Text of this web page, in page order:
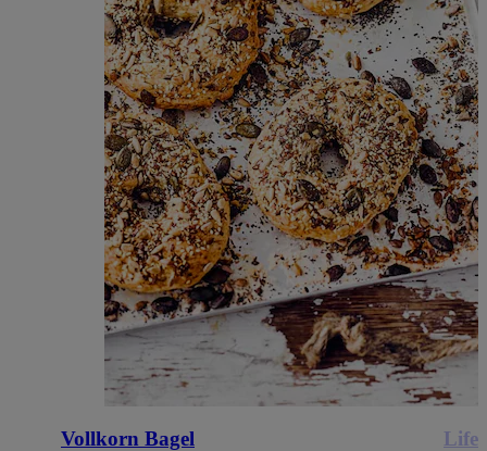
Vollkorn Bagel Life